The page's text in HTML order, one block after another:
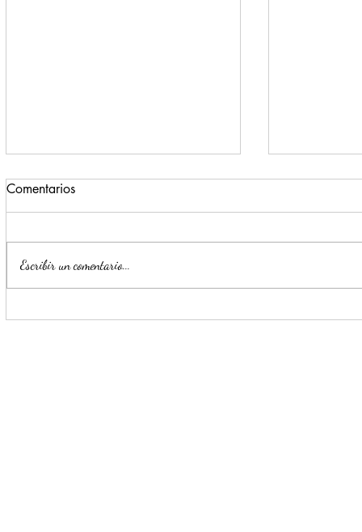
Estrategia Escudo permite
Llama
Comentarios
Escribir un comentario...